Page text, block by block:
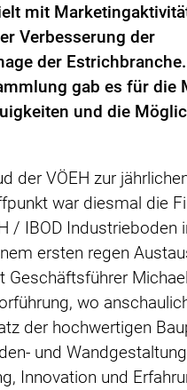
mit
Verbesserung der
der
gab es für die
und die
der VÖEH zur
war diesmal die
/ IBOD Industrieboden
ersten regen
Geschäftsführer
wo
der hochwertigen
und Wandgestaltung
Innovation und